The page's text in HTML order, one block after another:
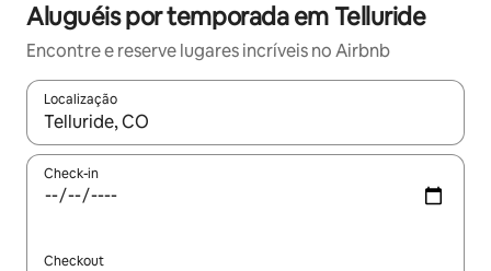
Aluguéis por temporada em Telluride
Encontre e reserve lugares incríveis no Airbnb
Localização
Quando os resultados estiverem disponíveis, explore-os
Check-in
Checkout